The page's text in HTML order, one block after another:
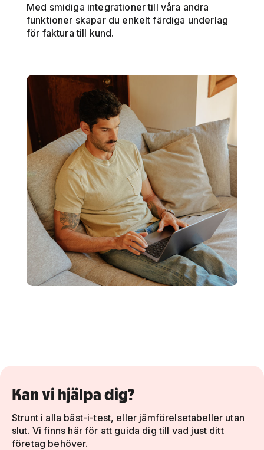
Med smidiga integrationer till våra andra
funktioner skapar du enkelt färdiga underlag
för faktura till kund.
Kan vi hjälpa dig?
Strunt i alla bäst-i-test, eller jämförelsetabeller utan
slut. Vi finns här för att guida dig till vad just ditt
företag behöver.